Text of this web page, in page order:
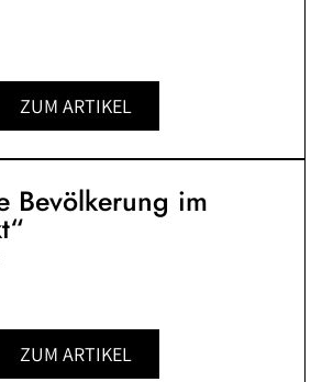
ZUM ARTIKEL
Bevölkerung im
ZUM ARTIKEL